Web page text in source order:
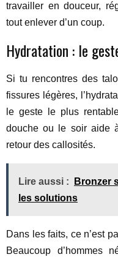
travailler en douceur,
tout enlever d’un coup.
Hydratation : le
Si tu rencontres des
fissures légères,
le geste le plus
douche ou le soir aide
retour des callosités.
Lire aussi :
Bronzer
les solutions
Dans les faits, ce n’est
Beaucoup d’hommes